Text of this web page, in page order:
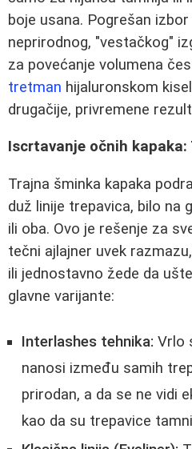
boje usana. Pogrešan
neprirodnog, "vestačkog"
za povećanje volumena
tretman hijaluronskom
drugačije, privremene
Iscrtavanje očnih
Trajna šminka kapaka
duž linije trepavica, bilo na
ili oba. Ovo je rešenje za
tečni ajlajner uvek
ili jednostavno žede da
glavne varijante:
Interlashes tehnika: Vrlo
nanosi između samih
prirodan, a da se ne vidi
kao da su trepavice